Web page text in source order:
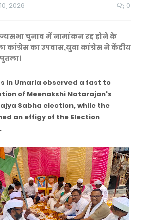
2026 0
चुनाव में नामांकन रद्द होने के
कांग्रेस का उपवास,युवा कांग्रेस ने केंद्रीय
in Umaria observed a fast to
of Meenakshi Natarajan's
Sabha election, while the
an effigy of the Election